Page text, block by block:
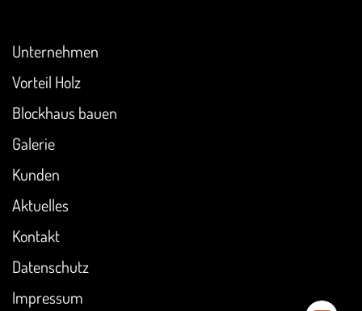
Unternehmen
Vorteil Holz
Blockhaus bauen
Galerie
Kunden
Aktuelles
Kontakt
Datenschutz
Impressum